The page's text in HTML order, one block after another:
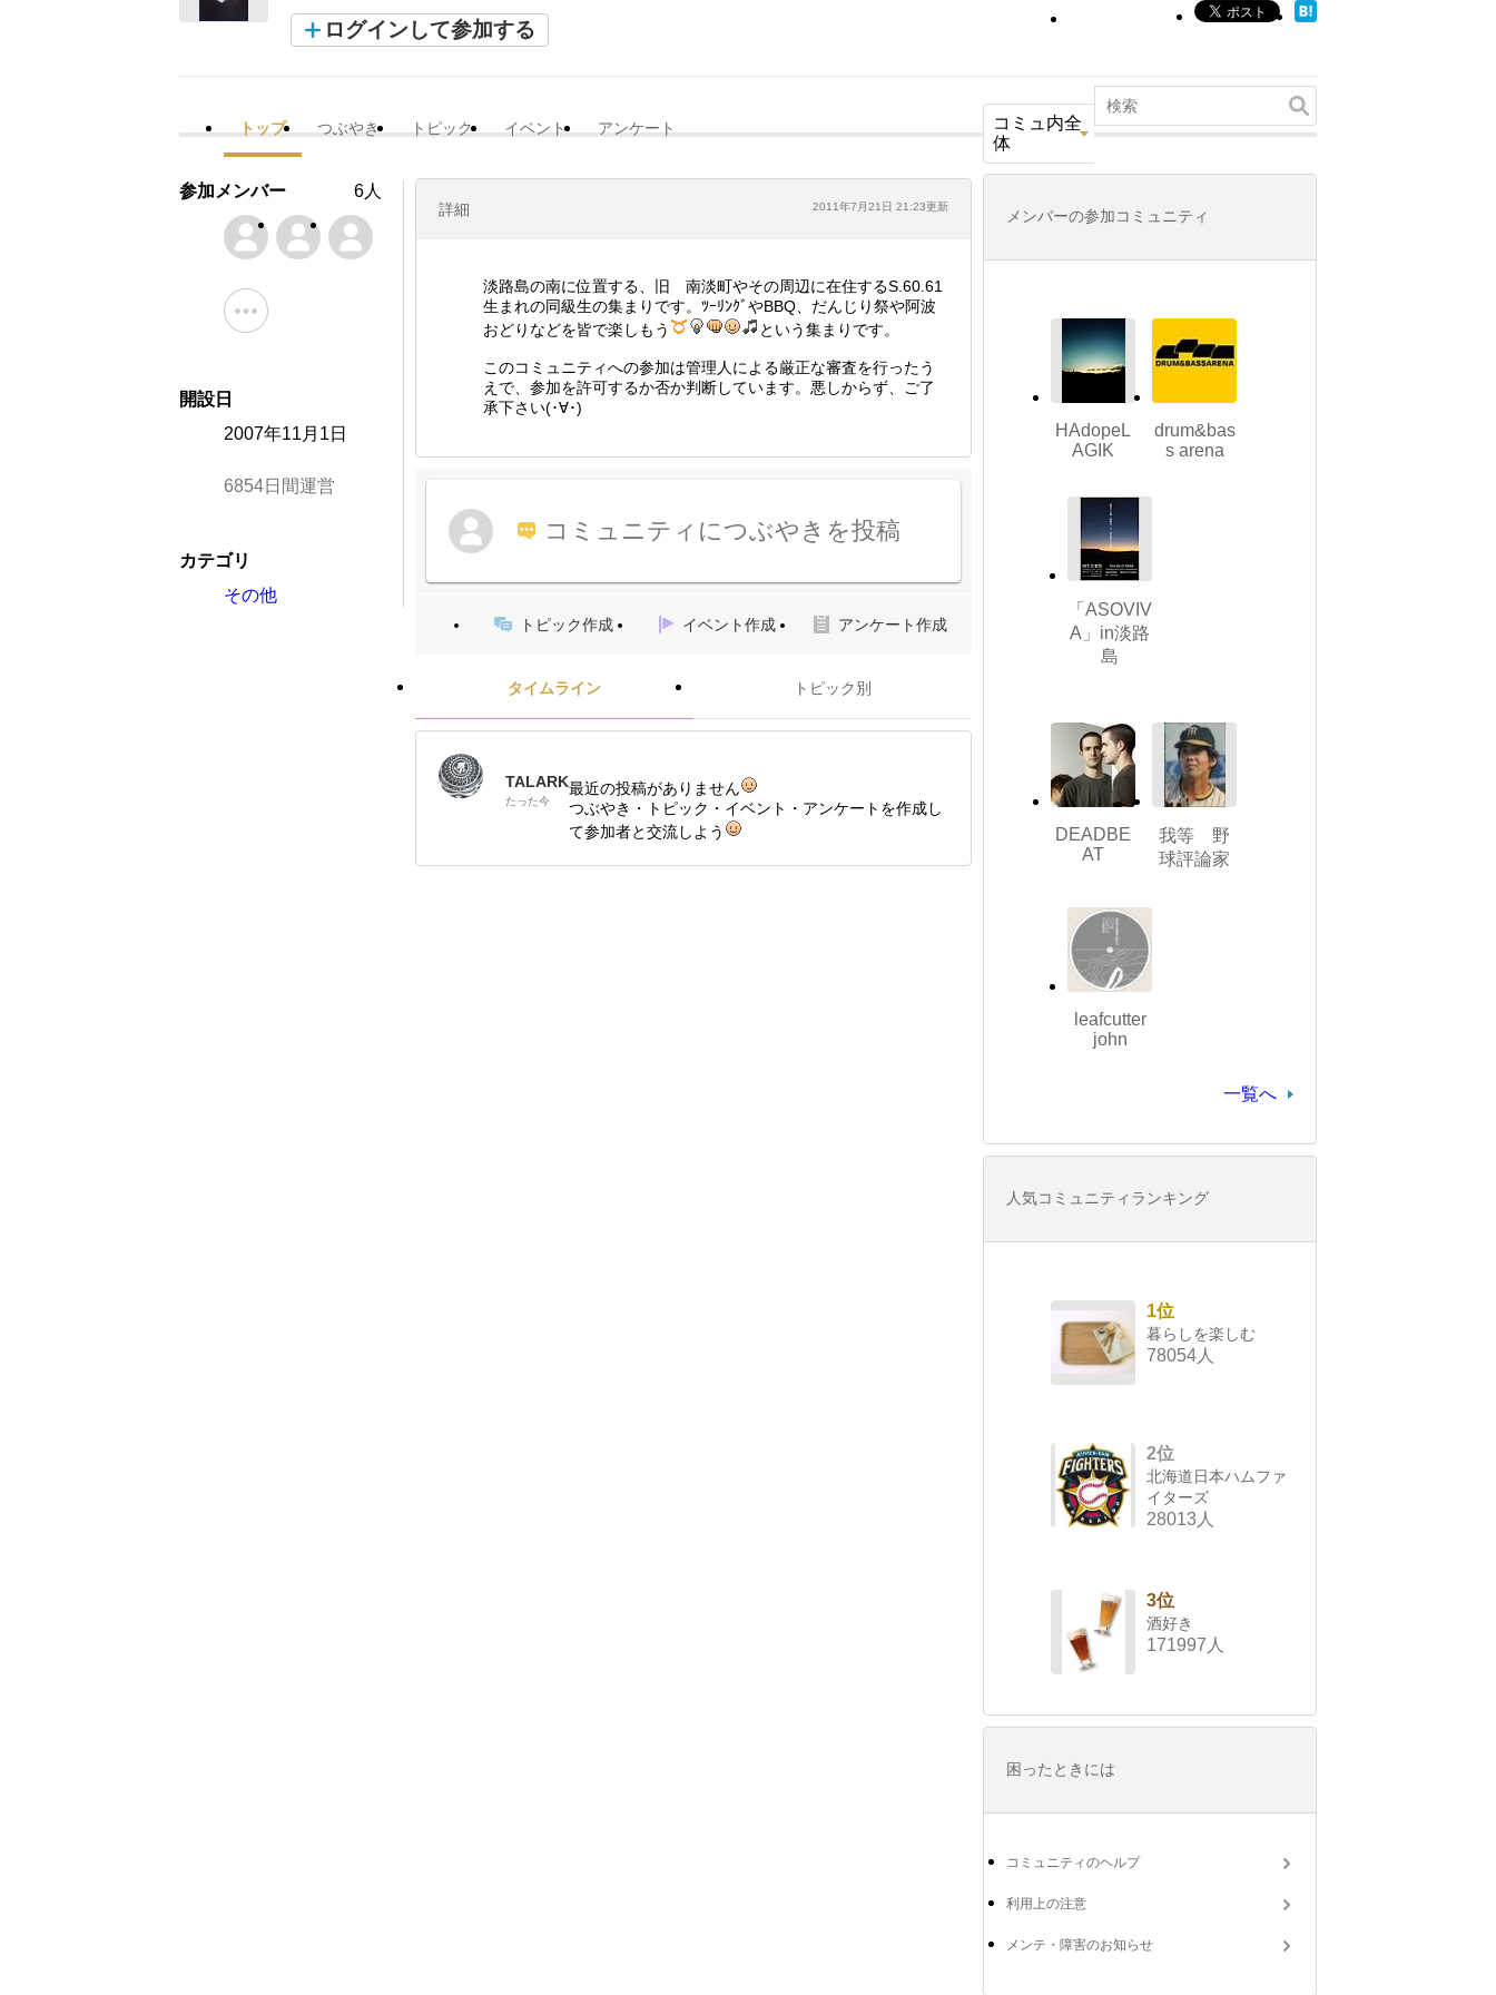
ログインして参加する
トップ つぶやき トピック イベント アンケート
コミュ内全
体
詳細 2011年7月21日 21:23更新
淡路島の南に位置する、旧 南淡町やその周辺に在住するS.60.61
生まれの同級生の集まりです。ﾂｰﾘﾝｸﾞやBBQ、だんじり祭や阿波
おどりなどを皆で楽しもう
という集まりです。
このコミュニティへの参加は管理人による厳正な審査を行ったう
えで、参加を許可するか否か判断しています。悪しからず、ご了
承下さい(･∀･)
コミュニティにつぶやきを投稿
トピック作成 イベント作成 アンケート作成
タイムライン トピック別
TALARK
たった今
最近の投稿がありません
つぶやき・トピック・イベント・アンケートを作成し
て参加者と交流しよう
参加メンバー 6人
開設日
2007年11月1日
6854日間運営
カテゴリ
その他
メンバーの参加コミュニティ
HAdopeL
AGIK
drum&bas
s arena
「ASOVIV
A」in淡路
島
DEADBE
AT
我等 野
球評論家
leafcutter
john
一覧へ
人気コミュニティランキング
1位
暮らしを楽しむ
78054人
2位
北海道日本ハムファ
イターズ
28013人
3位
酒好き
171997人
困ったときには
コミュニティのヘルプ
利用上の注意
メンテ・障害のお知らせ